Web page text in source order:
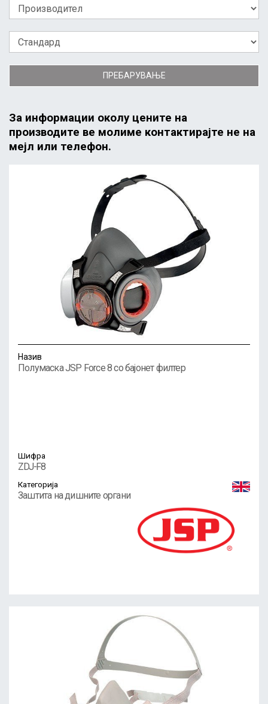
ПРЕБАРУВАЊЕ
За информации околу цените на
производите ве молиме контактирајте не на
мејл или телефон.
Назив
Полумаска JSP Force 8 со бајонет филтер
Шифра
ZDJ-F8
Категорија
Заштита на дишните органи